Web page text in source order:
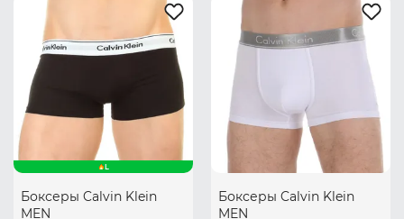
L
Боксеры Calvin Klein
MEN
Боксеры Calvin Klein
MEN